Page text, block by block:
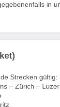
in
Strecken gültig:
– Zürich –